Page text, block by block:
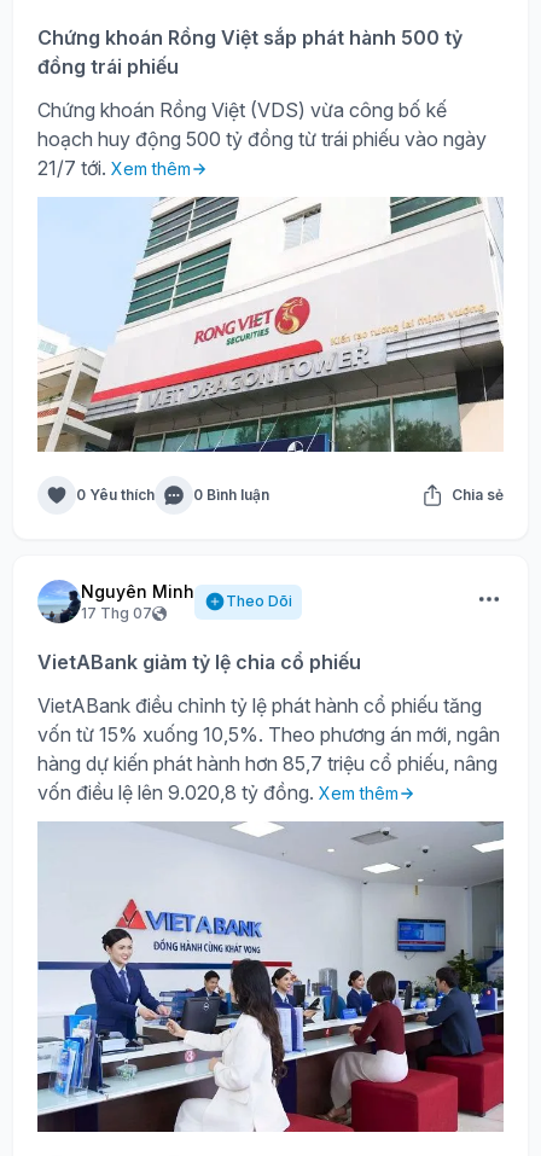
Chứng khoán Rồng Việt sắp phát hành 500 tỷ
đồng trái phiếu
Chứng khoán Rồng Việt (VDS) vừa công bố kế
hoạch huy động 500 tỷ đồng từ trái phiếu vào ngày
21/7 tới. Xem thêm
0 Yêu thích 0 Bình luận Chia sẻ
Nguyên Minh
17 Thg 07
Theo Dõi
VietABank giảm tỷ lệ chia cổ phiếu
VietABank điều chỉnh tỷ lệ phát hành cổ phiếu tăng
vốn từ 15% xuống 10,5%. Theo phương án mới, ngân
hàng dự kiến phát hành hơn 85,7 triệu cổ phiếu, nâng
vốn điều lệ lên 9.020,8 tỷ đồng. Xem thêm